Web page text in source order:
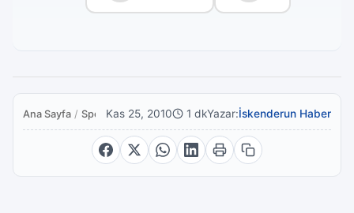
Ana Sayfa / Spor Kas 25, 2010 1 dkYazar:İskenderun Haber